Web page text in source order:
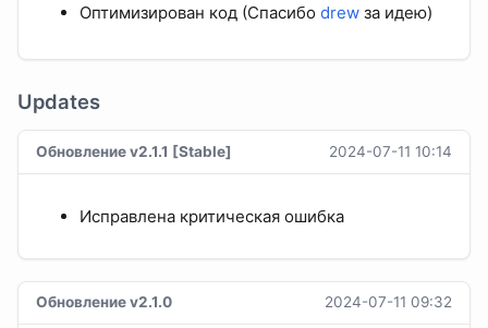
Оптимизирован код (Спасибо drew за идею)
Updates
Обновление v2.1.1 [Stable] 2024-07-11 10:14
Исправлена критическая ошибка
Обновление v2.1.0 2024-07-11 09:32